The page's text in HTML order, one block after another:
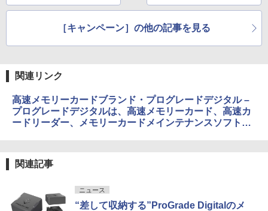
FFに
［キャンペーン］の他の記事を見る
関連リンク
高速メモリーカードブランド・プログレードデジタル –
プログレードデジタルは、高速メモリーカード、高速カ
ードリーダー、メモリーカードメインテナンスソフトウ
関連記事
ニュース
“差して収納する”ProGrade Digitalのメ